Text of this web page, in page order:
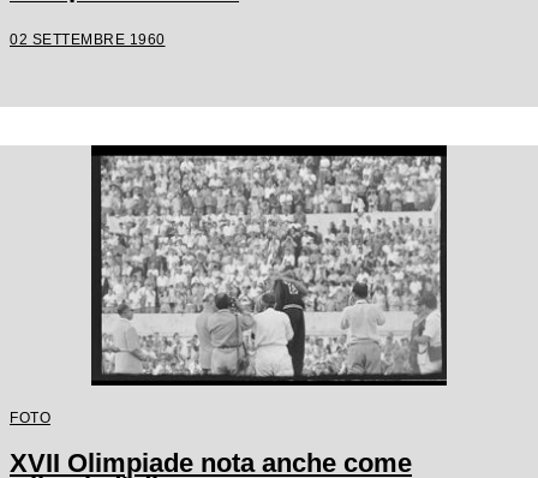
02 SETTEMBRE 1960
FOTO
XVII Olimpiade nota anche come